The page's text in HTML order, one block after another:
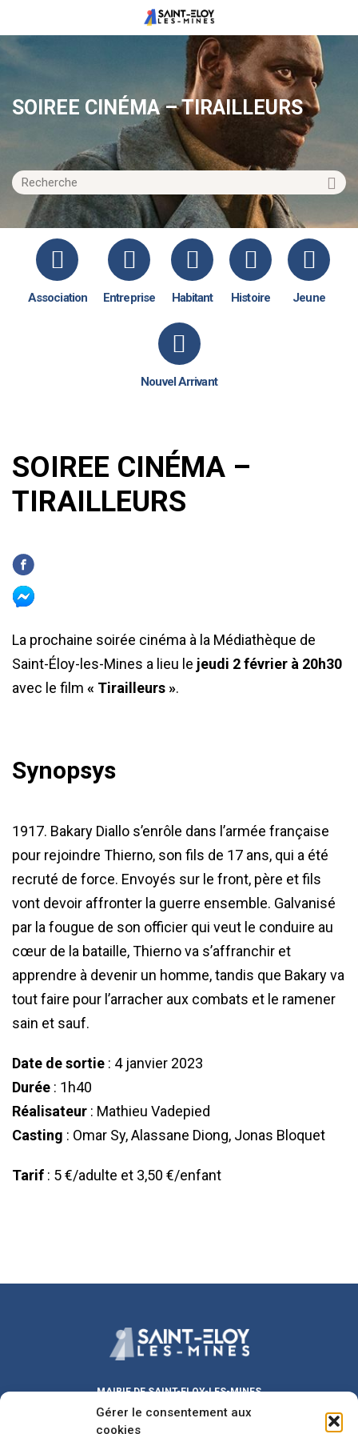
Gérer le consentement aux
cookies
SOIREE CINÉMA – TIRAILLEURS
Association Entreprise Habitant Histoire Jeune
Nouvel Arrivant
SOIREE CINÉMA –
TIRAILLEURS
La prochaine soirée cinéma à la Médiathèque de
Saint-Éloy-les-Mines a lieu le jeudi 2 février à 20h30
avec le film « Tirailleurs ».
Synopsys
1917. Bakary Diallo s’enrôle dans l’armée française
pour rejoindre Thierno, son fils de 17 ans, qui a été
recruté de force. Envoyés sur le front, père et fils
vont devoir affronter la guerre ensemble. Galvanisé
par la fougue de son officier qui veut le conduire au
cœur de la bataille, Thierno va s’affranchir et
apprendre à devenir un homme, tandis que Bakary va
tout faire pour l’arracher aux combats et le ramener
sain et sauf.
Date de sortie : 4 janvier 2023
Durée : 1h40
Réalisateur : Mathieu Vadepied
Casting : Omar Sy, Alassane Diong, Jonas Bloquet
Tarif : 5 €/adulte et 3,50 €/enfant
MAIRIE DE SAINT-ELOY-LES-MINES
Place Michel DUVAL